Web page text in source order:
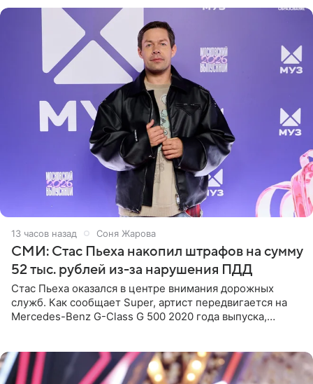
13 часов назад Соня Жарова
СМИ: Стас Пьеха накопил штрафов на сумму
52 тыс. рублей из-за нарушения ПДД
Стас Пьеха оказался в центре внимания дорожных
служб. Как сообщает Super, артист передвигается на
Mercedes-Benz G-Class G 500 2020 года выпуска,